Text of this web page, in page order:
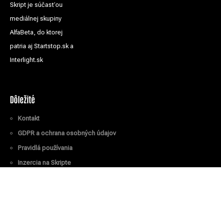
Skript je súčasťou
mediálnej skupiny
AlfaBeta, do ktorej
patria aj Startstop.sk a
Interlight.sk
Dôležité
Kontakt
GDPR a ochrana osobných údajov
Pravidlá používania
Inzercia na Skripte